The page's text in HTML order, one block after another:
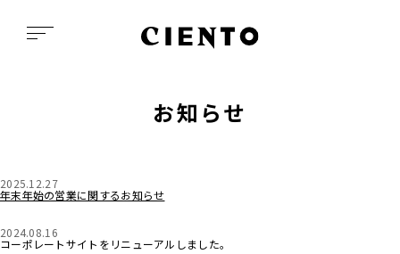
お知らせ
2025.12.27
年末年始の営業に関するお知らせ
2024.08.16
コーポレートサイトをリニューアルしました。